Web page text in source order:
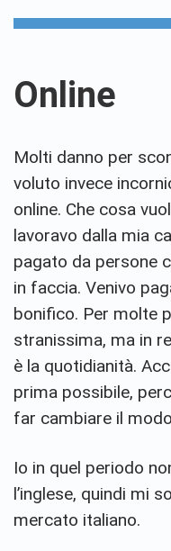
Online
Molti danno per
voluto invece
online. Che cosa
lavoravo dalla mia
pagato da persone
in faccia. Venivo
bonifico. Per molte
stranissima, ma in
è la quotidianità.
prima possibile,
far cambiare il
Io in quel periodo
l’inglese, quindi mi
mercato italiano.